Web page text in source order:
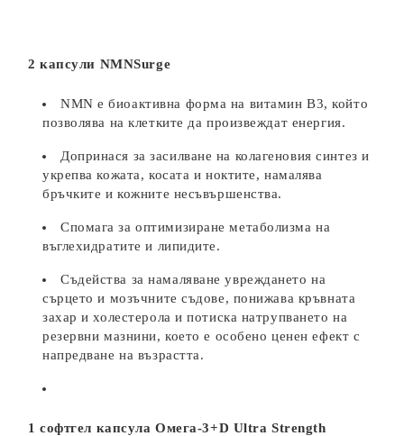
2 капсули NMNSurge
NMN е биоактивна форма на витамин B3, който
позволява на клетките да произвеждат енергия.
Допринася за засилване на колагеновия синтез и
укрепва кожата, косата и ноктите, намалява
бръчките и кожните несъвършенства.
Спомага за оптимизиране метаболизма на
въглехидратите и липидите.
Съдейства за намаляване увреждането на
сърцето и мозъчните съдове, понижава кръвната
захар и холестерола и потиска натрупването на
резервни мазнини, което е особено ценен ефект с
напредване на възрастта.
1 софтгел капсула Омега-3+D Ultra Strength